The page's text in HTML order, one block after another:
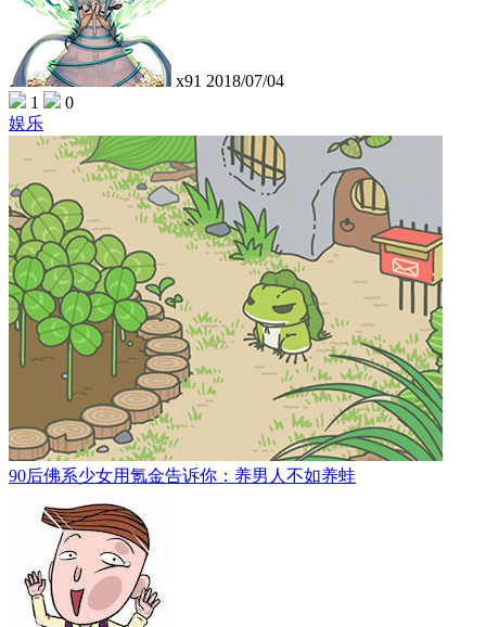
x91 2018/07/04
1
0
娱乐
90后佛系少女用氪金告诉你：养男人不如养蛙